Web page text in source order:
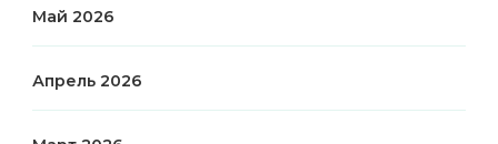
Май 2026
Апрель 2026